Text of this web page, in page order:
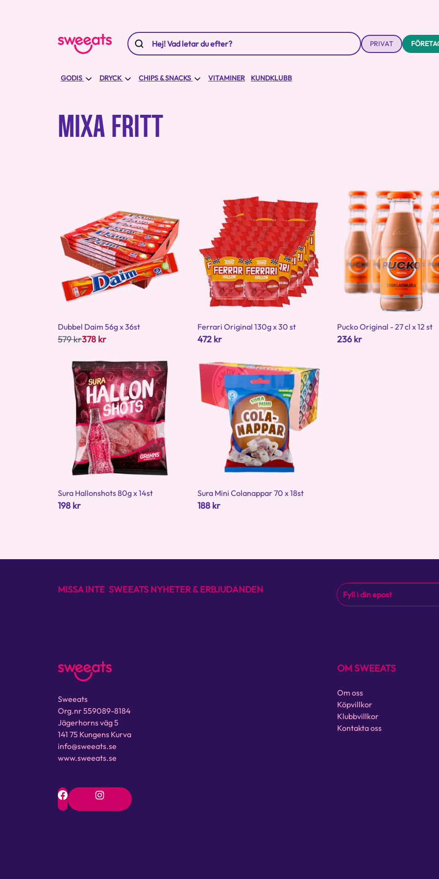
PRIVAT
GODIS DRYCK CHIPS & SNACKS VITAMINER KUNDKLUBB
MIXA FRITT
Dubbel Daim 56g x 36st
579 kr378 kr
Ferrari Original 130g x 30 st
472 kr
Pucko Original - 27 cl x 12 st
236 kr
Sura Hallonshots 80g x 14st
198 kr
Sura Mini Colanappar 70 x 18st
188 kr
MISSA INTE SWEEATS NYHETER & ERBJUDANDEN
Sweeats
Org.nr 559089-8184
Jägerhorns väg 5
141 75 Kungens Kurva
info@sweeats.se
www.sweeats.se
OM SWEEATS
Om oss
Köpvillkor
Klubbvillkor
Kontakta oss